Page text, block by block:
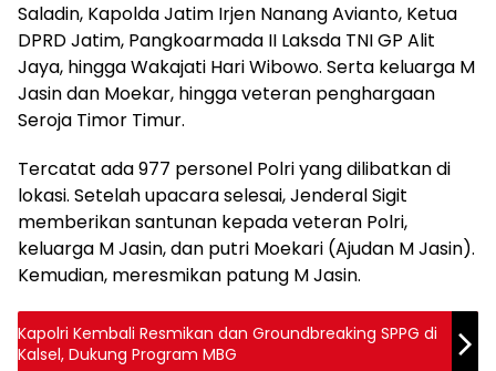
Saladin, Kapolda Jatim Irjen Nanang Avianto, Ketua
DPRD Jatim, Pangkoarmada II Laksda TNI GP Alit
Jaya, hingga Wakajati Hari Wibowo. Serta keluarga M
Jasin dan Moekar, hingga veteran penghargaan
Seroja Timor Timur.
Tercatat ada 977 personel Polri yang dilibatkan di
lokasi. Setelah upacara selesai, Jenderal Sigit
memberikan santunan kepada veteran Polri,
keluarga M Jasin, dan putri Moekari (Ajudan M Jasin).
Kemudian, meresmikan patung M Jasin.
Kapolri Kembali Resmikan dan Groundbreaking SPPG di
Kalsel, Dukung Program MBG